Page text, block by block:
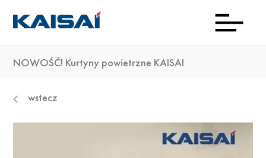
23
NOWOŚĆ! Kurtyny powietrzne KAISAI
wstecz